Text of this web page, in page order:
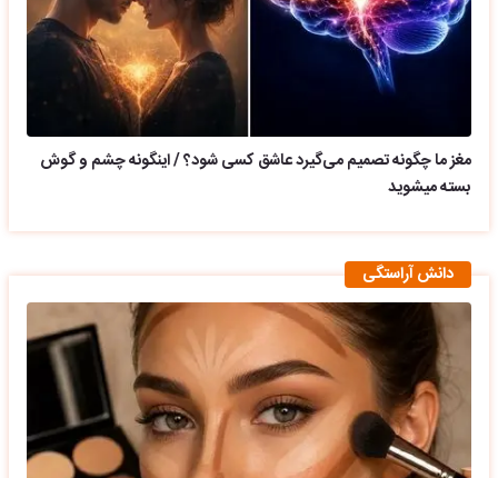
مغز ما چگونه تصمیم می‌گیرد عاشق کسی شود؟ / اینگونه چشم و گوش
بسته میشوید
دانش آراستگی